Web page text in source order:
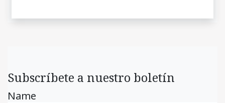
Subscríbete a nuestro boletín
Name